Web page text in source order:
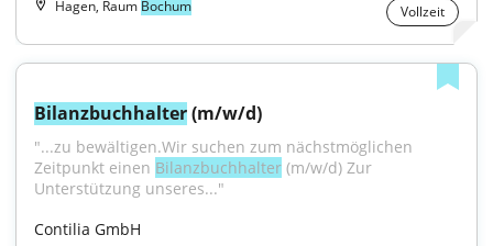
Hagen, Raum Bochum Vollzeit
Bilanzbuchhalter (m/w/d)
"...zu bewältigen.Wir suchen zum nächstmöglichen
Zeitpunkt einen Bilanzbuchhalter (m/w/d) Zur
Unterstützung unseres..."
Contilia GmbH